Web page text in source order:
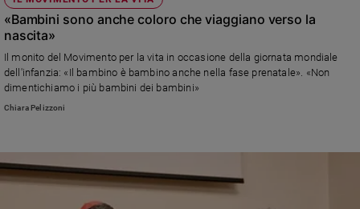
«Bambini sono anche coloro che viaggiano verso la
nascita»
Il monito del Movimento per la vita in occasione della giornata mondiale
dell'infanzia: «Il bambino è bambino anche nella fase prenatale». «Non
dimentichiamo i più bambini dei bambini»
Chiara Pelizzoni